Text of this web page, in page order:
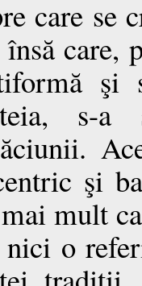
care se
însă care,
şi
s-a
şi
mult
nici o